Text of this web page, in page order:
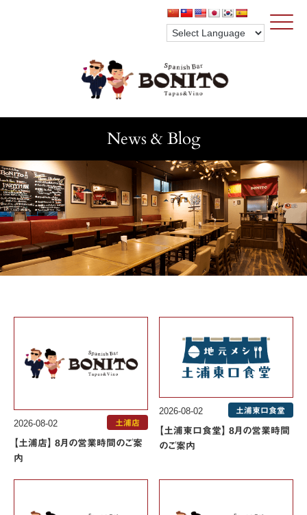
Click
News & Blog
2026-08-02 土浦店
【土浦店】 8月の営業時間のご案
内
2026-08-02 土浦東口食堂
【土浦東口食堂】 8月の営業時間
のご案内